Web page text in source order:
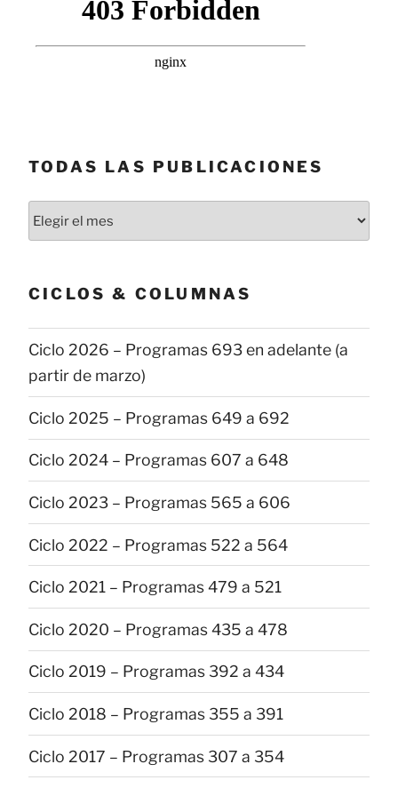
TODAS LAS PUBLICACIONES
Todas
las
CICLOS & COLUMNAS
Ciclo 2026 – Programas 693 en adelante (a
partir de marzo)
Ciclo 2025 – Programas 649 a 692
Ciclo 2024 – Programas 607 a 648
Ciclo 2023 – Programas 565 a 606
Ciclo 2022 – Programas 522 a 564
Ciclo 2021 – Programas 479 a 521
Ciclo 2020 – Programas 435 a 478
Ciclo 2019 – Programas 392 a 434
Ciclo 2018 – Programas 355 a 391
Ciclo 2017 – Programas 307 a 354